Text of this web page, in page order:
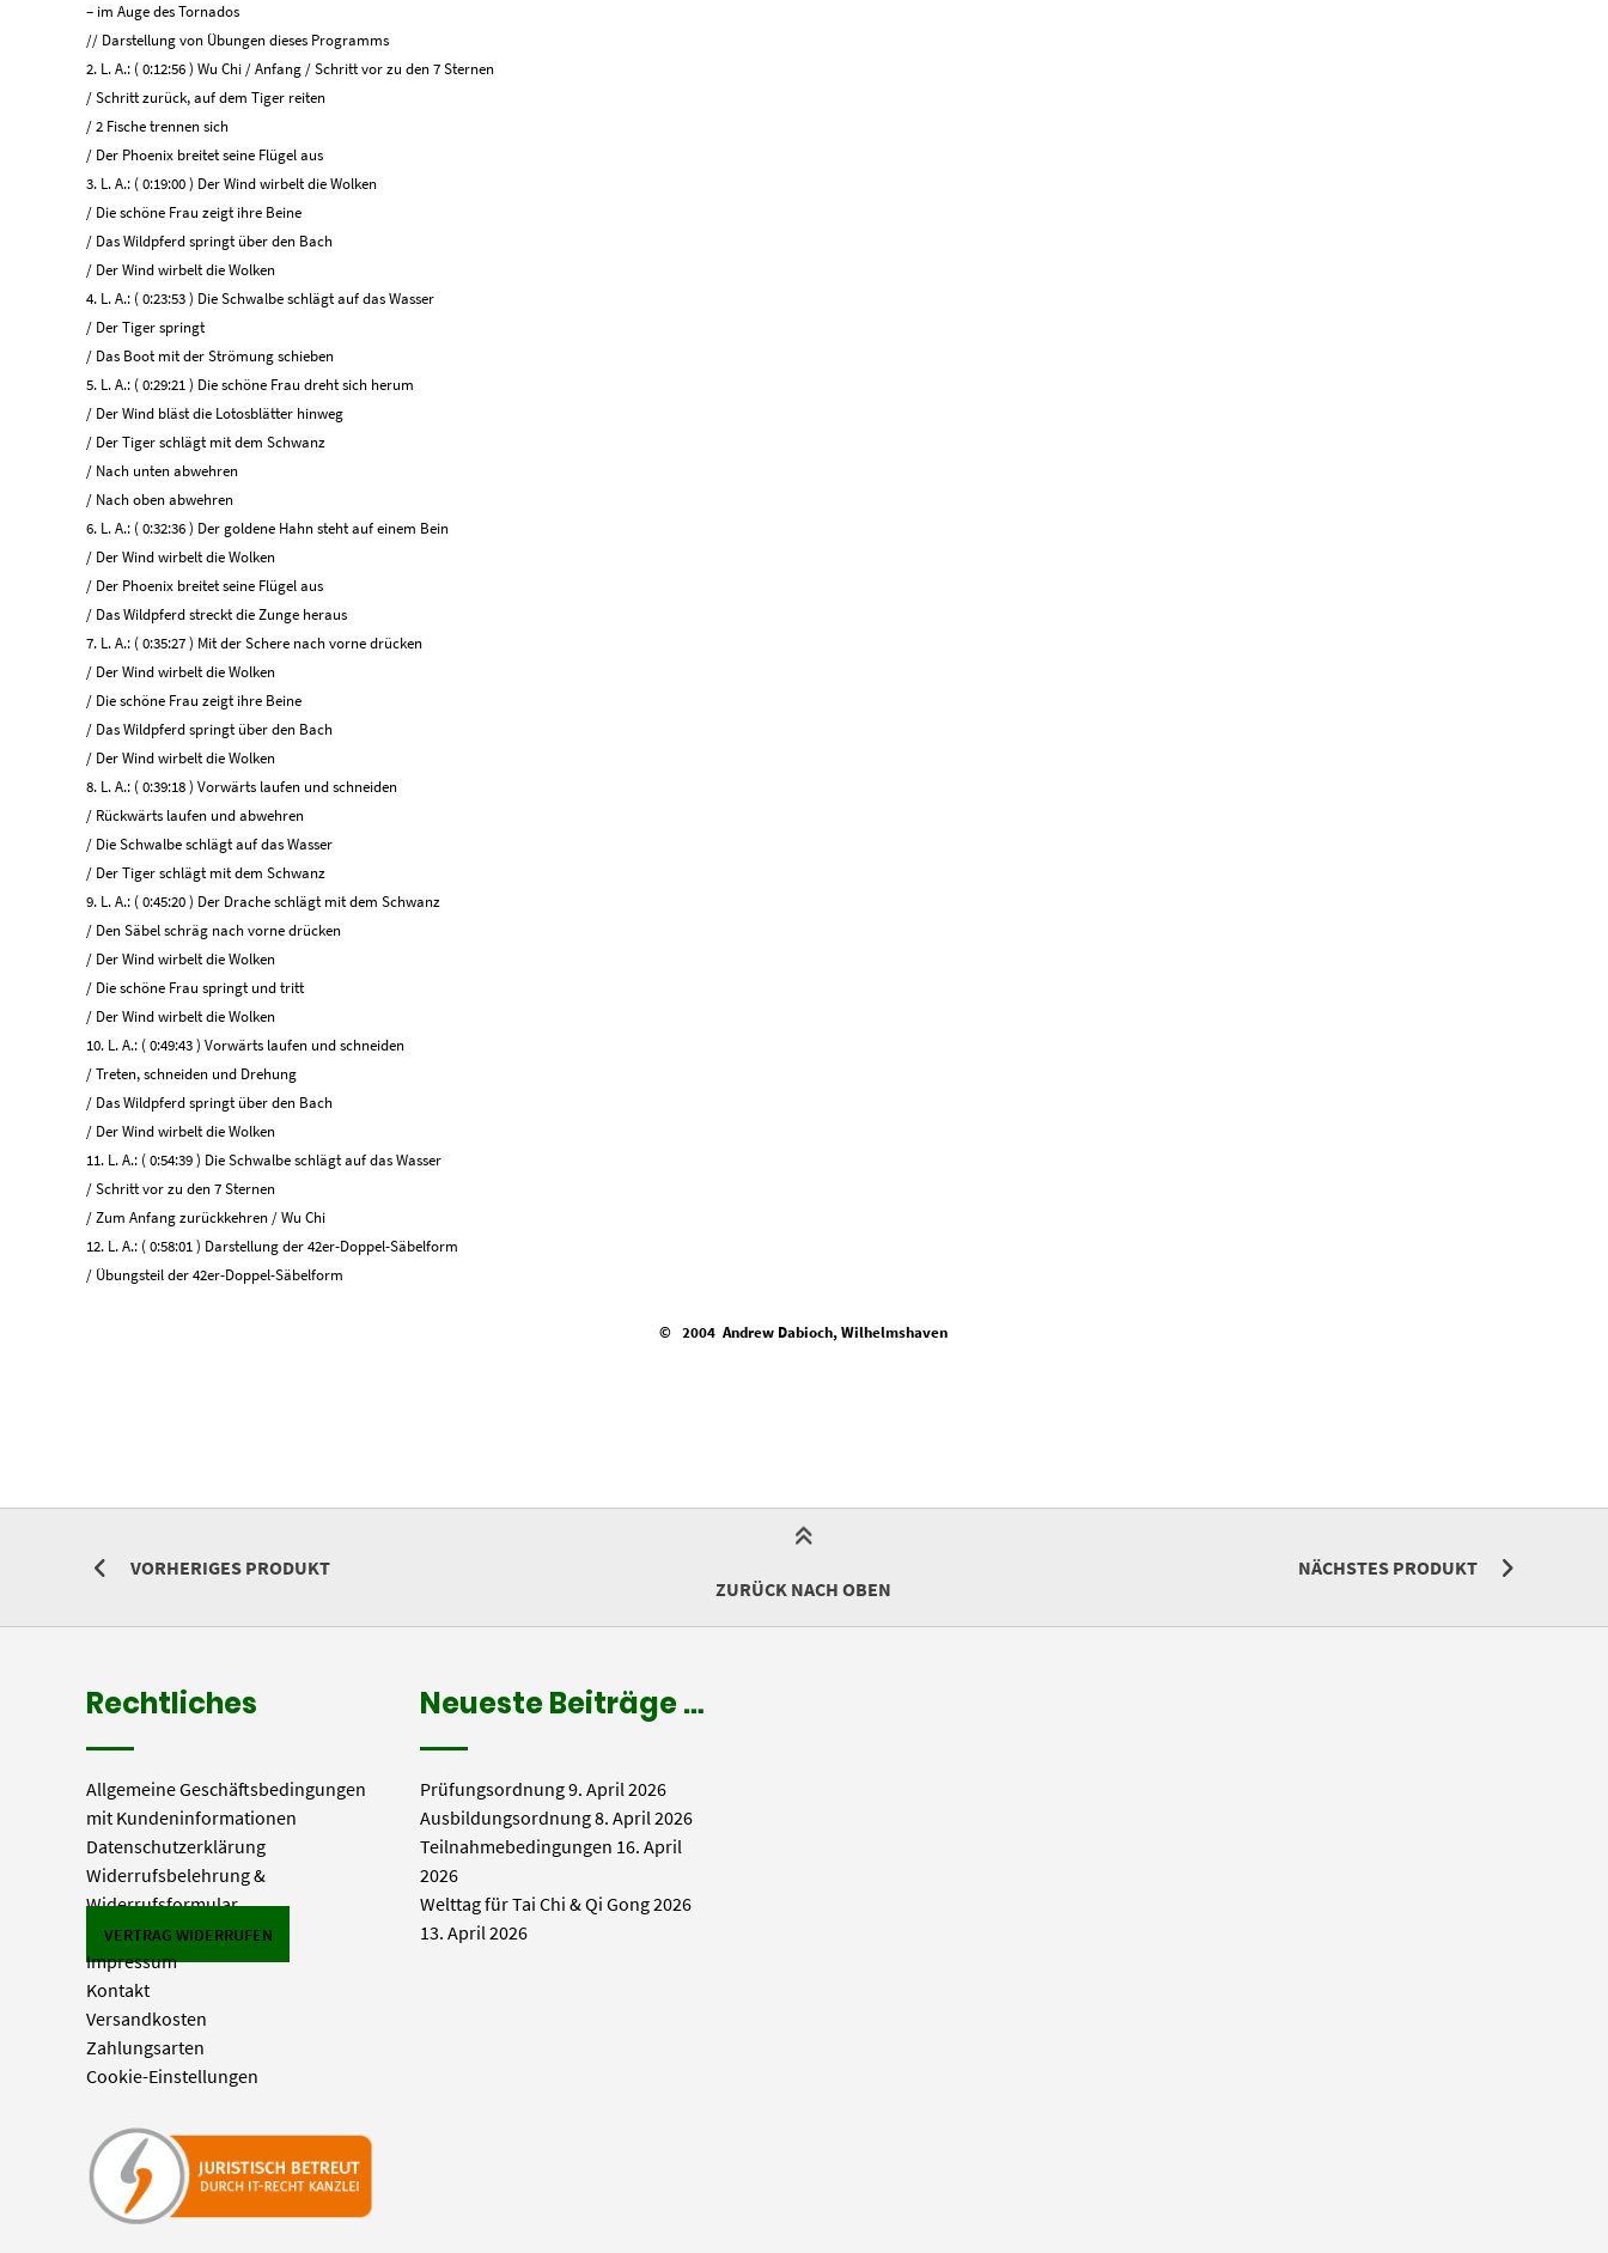
– im Auge des Tornados
// Darstellung von Übungen dieses Programms
2. L. A.: ( 0:12:56 ) Wu Chi / Anfang / Schritt vor zu den 7 Sternen
/ Schritt zurück, auf dem Tiger reiten
/ 2 Fische trennen sich
/ Der Phoenix breitet seine Flügel aus
3. L. A.: ( 0:19:00 ) Der Wind wirbelt die Wolken
/ Die schöne Frau zeigt ihre Beine
/ Das Wildpferd springt über den Bach
/ Der Wind wirbelt die Wolken
4. L. A.: ( 0:23:53 ) Die Schwalbe schlägt auf das Wasser
/ Der Tiger springt
/ Das Boot mit der Strömung schieben
5. L. A.: ( 0:29:21 ) Die schöne Frau dreht sich herum
/ Der Wind bläst die Lotosblätter hinweg
/ Der Tiger schlägt mit dem Schwanz
/ Nach unten abwehren
/ Nach oben abwehren
6. L. A.: ( 0:32:36 ) Der goldene Hahn steht auf einem Bein
/ Der Wind wirbelt die Wolken
/ Der Phoenix breitet seine Flügel aus
/ Das Wildpferd streckt die Zunge heraus
7. L. A.: ( 0:35:27 ) Mit der Schere nach vorne drücken
/ Der Wind wirbelt die Wolken
/ Die schöne Frau zeigt ihre Beine
/ Das Wildpferd springt über den Bach
/ Der Wind wirbelt die Wolken
8. L. A.: ( 0:39:18 ) Vorwärts laufen und schneiden
/ Rückwärts laufen und abwehren
/ Die Schwalbe schlägt auf das Wasser
/ Der Tiger schlägt mit dem Schwanz
9. L. A.: ( 0:45:20 ) Der Drache schlägt mit dem Schwanz
/ Den Säbel schräg nach vorne drücken
/ Der Wind wirbelt die Wolken
/ Die schöne Frau springt und tritt
/ Der Wind wirbelt die Wolken
10. L. A.: ( 0:49:43 ) Vorwärts laufen und schneiden
/ Treten, schneiden und Drehung
/ Das Wildpferd springt über den Bach
/ Der Wind wirbelt die Wolken
11. L. A.: ( 0:54:39 ) Die Schwalbe schlägt auf das Wasser
/ Schritt vor zu den 7 Sternen
/ Zum Anfang zurückkehren / Wu Chi
12. L. A.: ( 0:58:01 ) Darstellung der 42er-Doppel-Säbelform
/ Übungsteil der 42er-Doppel-Säbelform
© 2004 Andrew Dabioch, Wilhelmshaven
VORHERIGES PRODUKT
NÄCHSTES PRODUKT
ZURÜCK NACH OBEN
Rechtliches
Allgemeine Geschäftsbedingungen
mit Kundeninformationen
Datenschutzerklärung
Widerrufsbelehrung &
Widerrufsformular
VERTRAG WIDERRUFEN
Impressum
Kontakt
Versandkosten
Zahlungsarten
Cookie-Einstellungen
Neueste Beiträge …
Prüfungsordnung9. April 2026
Ausbildungsordnung8. April 2026
Teilnahmebedingungen 16. April
2026
Welttag für Tai Chi & Qi Gong 2026
13. April 2026